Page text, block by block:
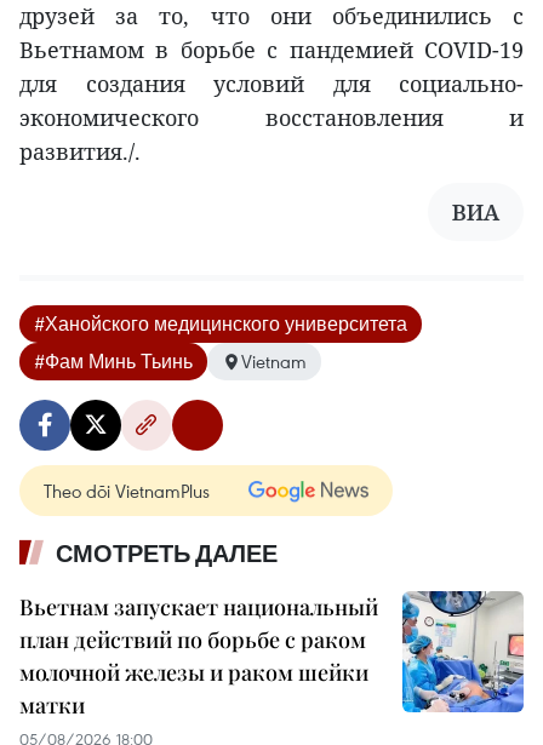
друзей за то, что они объединились с
Вьетнамом в борьбе с пандемией COVID-19
для создания условий для социально-
экономического восстановления и
развития./.
ВИА
#Ханойского медицинского университета
#Фам Минь Тьинь
Vietnam
Theo dõi VietnamPlus
СМОТРЕТЬ ДАЛЕЕ
Вьетнам запускает национальный
план действий по борьбе с раком
молочной железы и раком шейки
матки
05/08/2026 18:00